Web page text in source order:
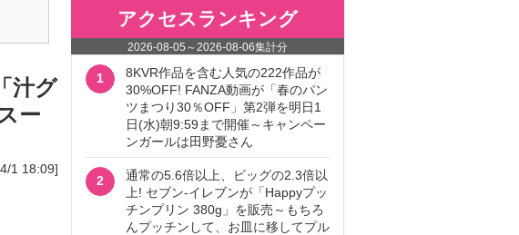
汁グ
ー
1 18:09]
アクセスランキング
2026-08-05 ～2026-08-06集計分
1
8KVR作品を含む人気の222作品が
30%OFF! FANZA動画が「春のパン
ツまつり30％OFF」第2弾を明日1
日(水)朝9:59まで開催～キャンペー
ンガールは田野憂さん
2
通常の5.6倍以上、ビッグの2.3倍以
上! セブン‐イレブンが「Happyプッ
チンプリン 380g」を販売～もちろ
んプッチンして、お皿に移してプル